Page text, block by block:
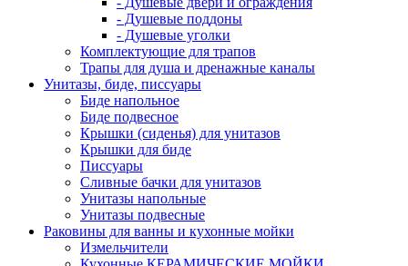
- Душевые поддоны
- Душевые уголки
Комплектующие для трапов
Трапы для душа и дренажные каналы
Унитазы, биде, писсуары
Биде напольное
Биде подвесное
Крышки (сиденья) для унитазов
Крышки для биде
Писсуары
Сливные бачки для унитазов
Унитазы напольные
Унитазы подвесные
Раковины для ванны и кухонные мойки
Измельчители